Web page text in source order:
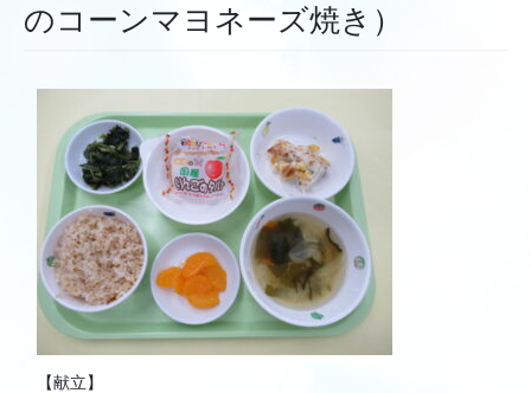
のコーンマヨネーズ焼き）
【献立】